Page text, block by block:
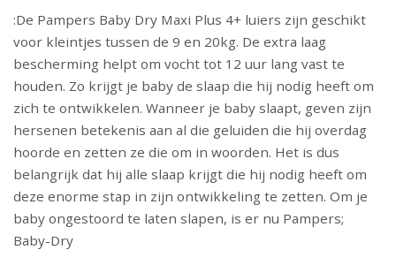
:De Pampers Baby Dry Maxi Plus 4+ luiers zijn geschikt
voor kleintjes tussen de 9 en 20kg. De extra laag
bescherming helpt om vocht tot 12 uur lang vast te
houden. Zo krijgt je baby de slaap die hij nodig heeft om
zich te ontwikkelen. Wanneer je baby slaapt, geven zijn
hersenen betekenis aan al die geluiden die hij overdag
hoorde en zetten ze die om in woorden. Het is dus
belangrijk dat hij alle slaap krijgt die hij nodig heeft om
deze enorme stap in zijn ontwikkeling te zetten. Om je
baby ongestoord te laten slapen, is er nu Pampers;
Baby-Dry